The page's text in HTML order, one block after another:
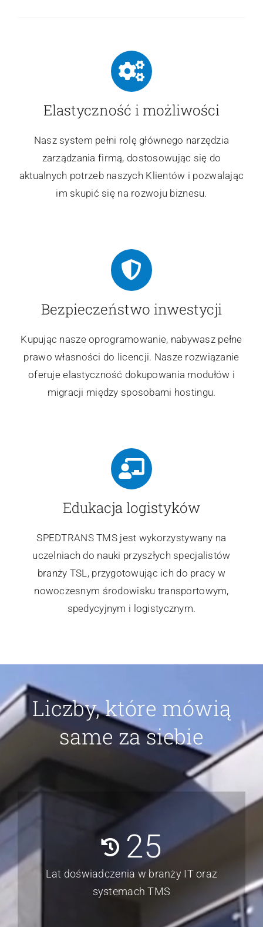
Elastyczność i możliwości
Nasz system pełni rolę głównego narzędzia
zarządzania firmą, dostosowując się do
aktualnych potrzeb naszych Klientów i pozwalając
im skupić się na rozwoju biznesu.
Bezpieczeństwo inwestycji
Kupując nasze oprogramowanie, nabywasz pełne
prawo własności do licencji. Nasze rozwiązanie
oferuje elastyczność dokupowania modułów i
migracji między sposobami hostingu.
Edukacja logistyków
SPEDTRANS TMS jest wykorzystywany na
uczelniach do nauki przyszłych specjalistów
branży TSL, przygotowując ich do pracy w
nowoczesnym środowisku transportowym,
spedycyjnym i logistycznym.
Liczby, które mówią
same za siebie
25
Lat doświadczenia w branży IT oraz
systemach TMS